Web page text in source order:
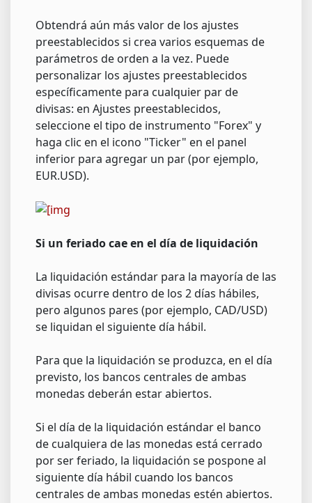
Obtendrá aún más valor de los ajustes
preestablecidos si crea varios esquemas de
parámetros de orden a la vez. Puede
personalizar los ajustes preestablecidos
específicamente para cualquier par de
divisas: en Ajustes preestablecidos,
seleccione el tipo de instrumento "Forex" y
haga clic en el icono "Ticker" en el panel
inferior para agregar un par (por ejemplo,
EUR.USD).
Si un feriado cae en el día de liquidación
La liquidación estándar para la mayoría de las
divisas ocurre dentro de los 2 días hábiles,
pero algunos pares (por ejemplo, CAD/USD)
se liquidan el siguiente día hábil.
Para que la liquidación se produzca, en el día
previsto, los bancos centrales de ambas
monedas deberán estar abiertos.
Si el día de la liquidación estándar el banco
de cualquiera de las monedas está cerrado
por ser feriado, la liquidación se pospone al
siguiente día hábil cuando los bancos
centrales de ambas monedas estén abiertos.